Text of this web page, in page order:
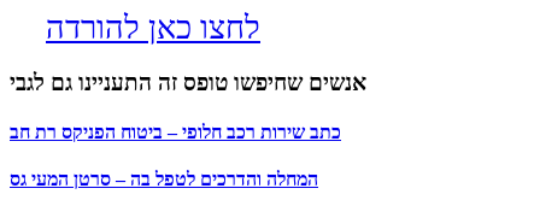
לחצו כאן להורדה
אנשים שחיפשו טופס זה התעניינו גם לגבי
כתב שירות רכב חלופי – ביטוח הפניקס רת חב
המחלה והדרכים לטפל בה – סרטן המעי גס